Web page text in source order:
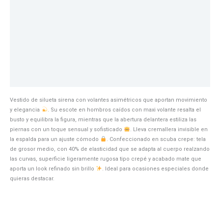
Vestido de silueta sirena con volantes asimétricos que aportan movimiento
y elegancia
. Su escote en hombros caídos con maxi volante resalta el
busto y equilibra la figura, mientras que la abertura delantera estiliza las
piernas con un toque sensual y sofisticado
. Lleva cremallera invisible en
la espalda para un ajuste cómodo
. Confeccionado en scuba crepe: tela
de grosor medio, con 40% de elasticidad que se adapta al cuerpo realzando
las curvas, superficie ligeramente rugosa tipo crepé y acabado mate que
aporta un look refinado sin brillo
. Ideal para ocasiones especiales donde
quieras destacar.